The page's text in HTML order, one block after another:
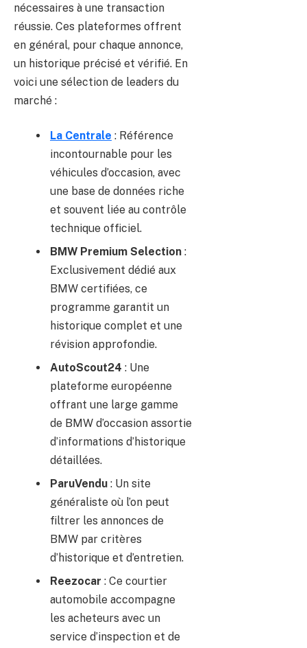
nécessaires à une transaction
réussie. Ces plateformes offrent
en général, pour chaque annonce,
un historique précisé et vérifié. En
voici une sélection de leaders du
marché :
La Centrale : Référence
incontournable pour les
véhicules d’occasion, avec
une base de données riche
et souvent liée au contrôle
technique officiel.
BMW Premium Selection :
Exclusivement dédié aux
BMW certifiées, ce
programme garantit un
historique complet et une
révision approfondie.
AutoScout24 : Une
plateforme européenne
offrant une large gamme
de BMW d’occasion assortie
d’informations d’historique
détaillées.
ParuVendu : Un site
généraliste où l’on peut
filtrer les annonces de
BMW par critères
d’historique et d’entretien.
Reezocar : Ce courtier
automobile accompagne
les acheteurs avec un
service d’inspection et de